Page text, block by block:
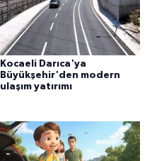
Kocaeli Darıca'ya
Büyükşehir'den modern
ulaşım yatırımı